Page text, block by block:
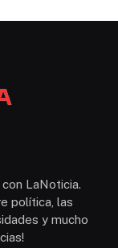
LaNoticia.
política, las
y mucho